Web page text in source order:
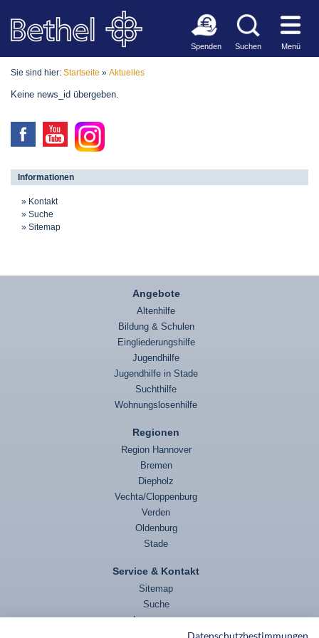
Spenden Suchen Menü
Sie sind hier: Startseite » Aktuelles
Keine news_id übergeben.
Informationen
Kontakt
Suche
Sitemap
Angebote
Altenhilfe
Bildung & Schulen
Eingliederungshilfe
Jugendhilfe
Jugendhilfe in Stade
Suchthilfe
Wohnungslosenhilfe
Regionen
Region Hannover
Bremen
Diepholz
Vechta/Cloppenburg
Verden
Oldenburg
Stade
Service & Kontakt
Sitemap
Suche
Impressum
Datenschutzbestimmungen